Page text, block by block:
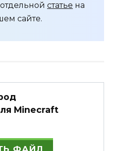
статье на
сайте.
Minecraft
ФАЙЛ